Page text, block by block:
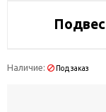
Наличие: Под заказ